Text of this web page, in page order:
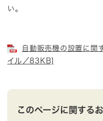
い。
自動販売機の設置に関
イル／83KB]
このページに関する